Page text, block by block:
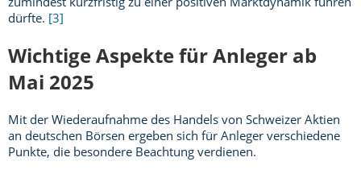
dürfte. [3]
Wichtige Aspekte für Anleger ab
Mai 2025
Mit der Wiederaufnahme des Handels von Schweizer Aktien
an deutschen Börsen ergeben sich für Anleger verschiedene
Punkte, die besondere Beachtung verdienen.